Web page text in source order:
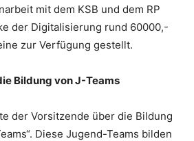
mit dem KSB und dem RP
der Digitalisierung rund 60000,-
zur Verfügung gestellt.
Bildung von J-Teams
der Vorsitzende über die Bildung
Diese Jugend-Teams bilden